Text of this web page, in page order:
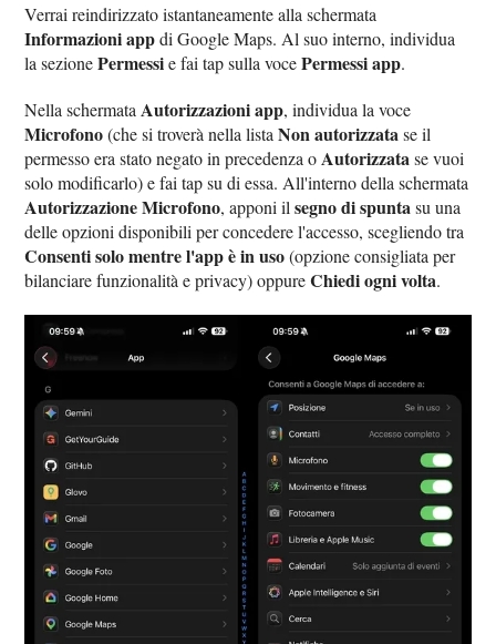
Verrai reindirizzato istantaneamente alla schermata
Informazioni appdi Google Maps. Al suo interno, individua
la sezionePermessie fai tap sulla vocePermessi app.
Nella schermata Autorizzazioni app, individua la voce
Microfono(che si troverà nella listaNon autorizzatase il
permesso era stato negato in precedenza o Autorizzatase vuoi
solo modificarlo) e fai tap su di essa. All'interno della schermata
Autorizzazione Microfono, apponi ilsegno di spuntasu una
delle opzioni disponibili per concedere l'accesso, scegliendo tra
Consenti solo mentre l'app è in uso(opzione consigliata per
bilanciare funzionalità e privacy) oppureChiedi ogni volta.